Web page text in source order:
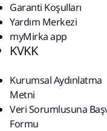
Garanti Koşulları
Yardım Merkezi
myMirka app
KVKK
Kurumsal Aydınlatma
Metni
Veri Sorumlusuna
Formu